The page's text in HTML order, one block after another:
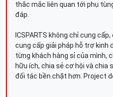
thắc mắc liên quan tới phụ
đáp.
ICSPARTS không chỉ cung
cung cấp giải pháp hỗ trợ kinh
từng khách hàng sỉ của mình,
hữu ích, chia sẻ cơ hội và chia
đối tác bền chặt hơn. Project